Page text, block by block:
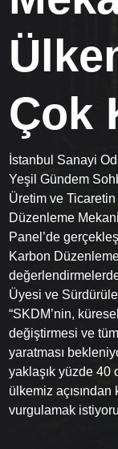
Çok
İstanbul Sanayi
Yeşil Gündem
Üretim ve Ticaretin
Düzenleme
Panel’de
Karbon
Üyesi ve
“SKDM’nin,
değiştirmesi ve
yaratması
yaklaşık yüzde 40
ülkemiz
vurgulamak